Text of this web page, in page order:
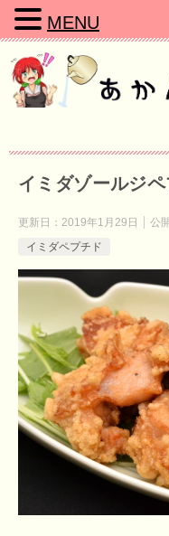
イミダゾールジ
更新日： 2019年1月29日 公
イミダペプチド
MENU